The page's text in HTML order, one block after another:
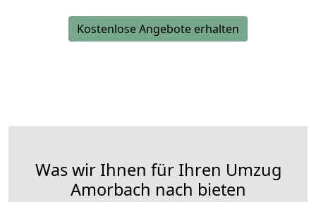
Kostenlose Angebote erhalten
Was wir Ihnen für Ihren Umzug
Amorbach nach bieten